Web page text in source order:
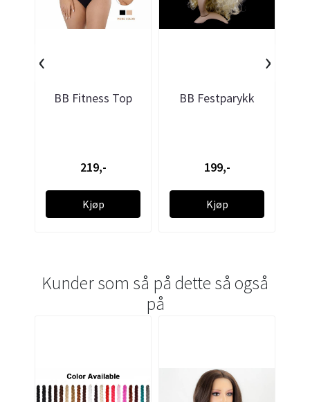
BB Fitness Top
219,-
Kjøp
BB Festparykk
199,-
Kjøp
‹ ›
Kunder som så på dette så også
på